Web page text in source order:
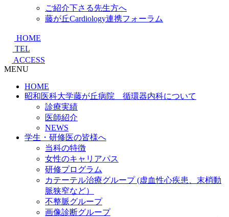
ご紹介下さる先生方へ
藤が丘Cardiology連携フォーラム
HOME
TEL
ACCESS
MENU
HOME
昭和医科大学藤が丘病院 循環器内科について
診療実績
医師紹介
NEWS
学生・研修医の皆様へ
当科の特徴
女性のキャリアパス
研修プログラム
カテーテル治療グループ (虚血性心疾患、末梢動
脈狭窄など）
不整脈グループ
画像診断グループ